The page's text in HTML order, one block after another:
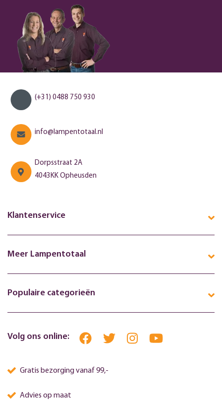
(+31) 0488 750 930
info@lampentotaal.nl
Dorpsstraat 2A
4043KK Opheusden
Klantenservice
Meer Lampentotaal
Populaire categorieën
Volg ons online:
Gratis bezorging vanaf 99,-
Advies op maat